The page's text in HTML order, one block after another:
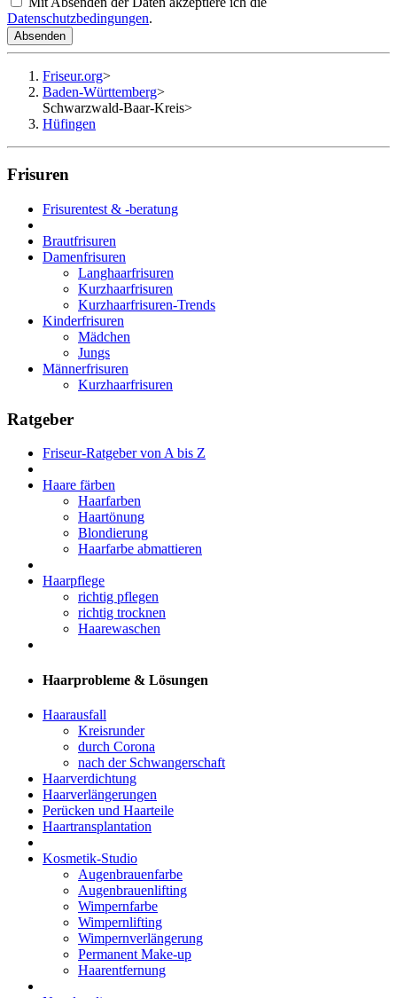
Datenschutzbedingungen.
Absenden
Friseur.org>
Baden-Württemberg>
Schwarzwald-Baar-Kreis>
Hüfingen
Frisuren
Frisurentest & -beratung
Brautfrisuren
Damenfrisuren
Langhaarfrisuren
Kurzhaarfrisuren
Kurzhaarfrisuren-Trends
Kinderfrisuren
Mädchen
Jungs
Männerfrisuren
Kurzhaarfrisuren
Ratgeber
Friseur-Ratgeber von A bis Z
Haare färben
Haarfarben
Haartönung
Blondierung
Haarfarbe abmattieren
Haarpflege
richtig pflegen
richtig trocknen
Haarewaschen
Haarprobleme & Lösungen
Haarausfall
Kreisrunder
durch Corona
nach der Schwangerschaft
Haarverdichtung
Haarverlängerungen
Perücken und Haarteile
Haartransplantation
Kosmetik-Studio
Augenbrauenfarbe
Augenbrauenlifting
Wimpernfarbe
Wimpernlifting
Wimpernverlängerung
Permanent Make-up
Haarentfernung